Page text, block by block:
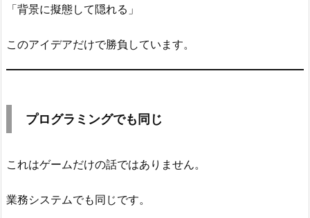
コ
ト
を
る
「背景に擬態して隠れる」
このアイデアだけで勝負しています。
プログラミングでも同じ
これはゲームだけの話ではありません。
業務システムでも同じです。